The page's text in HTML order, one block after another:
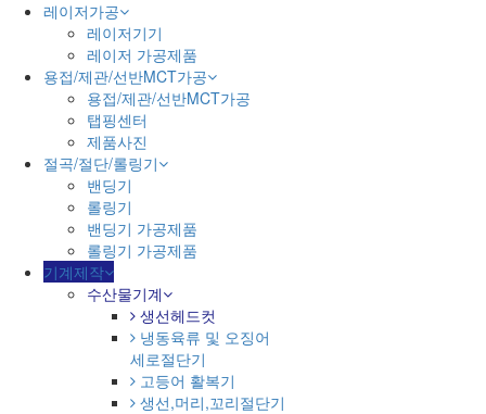
레이저가공
레이저기기
레이저 가공제품
용접/제관/선반MCT가공
용접/제관/선반MCT가공
탭핑센터
제품사진
절곡/절단/롤링기
밴딩기
롤링기
밴딩기 가공제품
롤링기 가공제품
기계제작
수산물기계
생선헤드컷
냉동육류 및 오징어
세로절단기
고등어 활복기
생선,머리,꼬리절단기